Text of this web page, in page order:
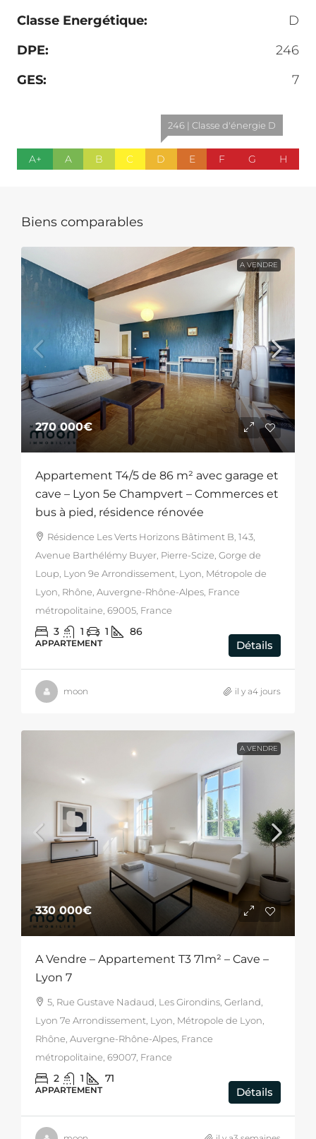
Classe Energétique:
D
DPE:
246
GES:
7
A+ A B C
246 | Classe d'énergie D
D E F G H
Biens comparables
A VENDRE
270 000€
Appartement T4/5 de 86 m² avec garage et
cave – Lyon 5e Champvert – Commerces et
bus à pied, résidence rénovée
Résidence Les Verts Horizons Bâtiment B, 143,
Avenue Barthélémy Buyer, Pierre-Scize, Gorge de
Loup, Lyon 9e Arrondissement, Lyon, Métropole de
Lyon, Rhône, Auvergne-Rhône-Alpes, France
métropolitaine, 69005, France
3 1 1 86
APPARTEMENT Détails
moon il y a4 jours
A VENDRE
330 000€
A Vendre – Appartement T3 71m² – Cave –
Lyon 7
5, Rue Gustave Nadaud, Les Girondins, Gerland,
Lyon 7e Arrondissement, Lyon, Métropole de Lyon,
Rhône, Auvergne-Rhône-Alpes, France
métropolitaine, 69007, France
2 1 71
APPARTEMENT Détails